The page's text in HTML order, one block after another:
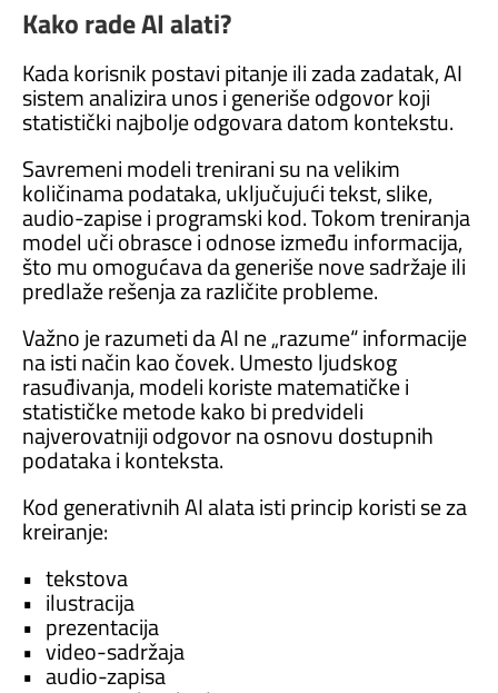
Kako rade AI alati?
Kada korisnik postavi pitanje ili zada zadatak, AI
sistem analizira unos i generiše odgovor koji
statistički najbolje odgovara datom kontekstu.
Savremeni modeli trenirani su na velikim
količinama podataka, uključujući tekst, slike,
audio-zapise i programski kod. Tokom treniranja
model uči obrasce i odnose između informacija,
što mu omogućava da generiše nove sadržaje ili
predlaže rešenja za različite probleme.
Važno je razumeti da AI ne „razume“ informacije
na isti način kao čovek. Umesto ljudskog
rasuđivanja, modeli koriste matematičke i
statističke metode kako bi predvideli
najverovatniji odgovor na osnovu dostupnih
podataka i konteksta.
Kod generativnih AI alata isti princip koristi se za
kreiranje:
• tekstova
• ilustracija
• prezentacija
• video-sadržaja
• audio-zapisa